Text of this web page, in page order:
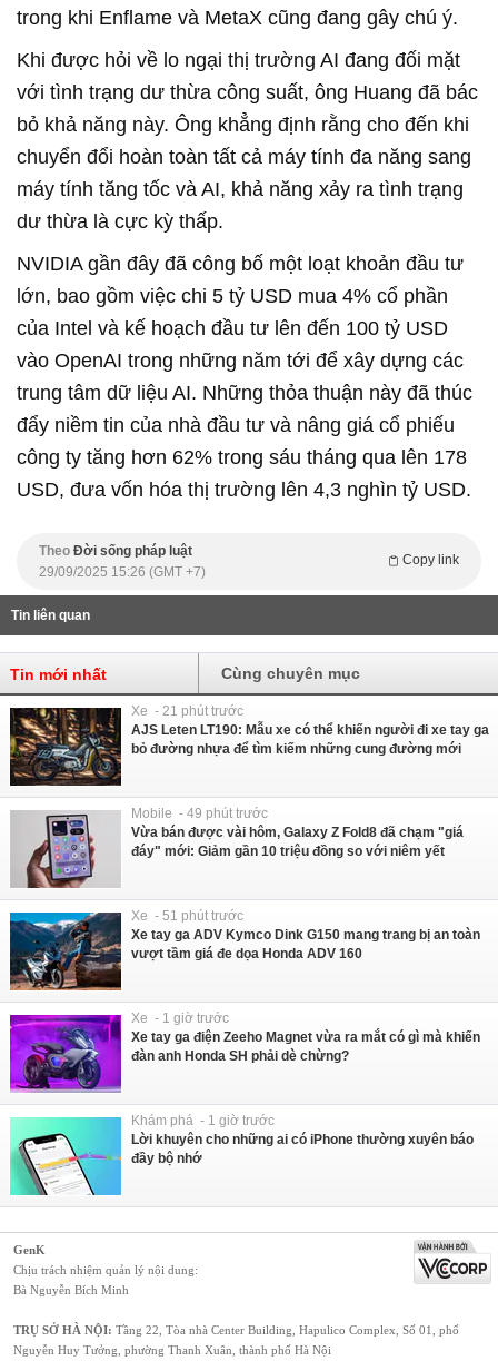
trong khi Enflame và MetaX cũng đang gây chú ý.
Khi được hỏi về lo ngại thị trường AI đang đối mặt
với tình trạng dư thừa công suất, ông Huang đã bác
bỏ khả năng này. Ông khẳng định rằng cho đến khi
chuyển đổi hoàn toàn tất cả máy tính đa năng sang
máy tính tăng tốc và AI, khả năng xảy ra tình trạng
dư thừa là cực kỳ thấp.
NVIDIA gần đây đã công bố một loạt khoản đầu tư
lớn, bao gồm việc chi 5 tỷ USD mua 4% cổ phần
của Intel và kế hoạch đầu tư lên đến 100 tỷ USD
vào OpenAI trong những năm tới để xây dựng các
trung tâm dữ liệu AI. Những thỏa thuận này đã thúc
đẩy niềm tin của nhà đầu tư và nâng giá cổ phiếu
công ty tăng hơn 62% trong sáu tháng qua lên 178
USD, đưa vốn hóa thị trường lên 4,3 nghìn tỷ USD.
Theo Đời sống pháp luật
Copy link
29/09/2025 15:26 (GMT +7)
Tin liên quan
Tin mới nhất Cùng chuyên mục
Xe - 21 phút trước
AJS Leten LT190: Mẫu xe có thể khiến người đi xe tay ga
bỏ đường nhựa để tìm kiếm những cung đường mới
Mobile - 49 phút trước
Vừa bán được vài hôm, Galaxy Z Fold8 đã chạm "giá
đáy" mới: Giảm gần 10 triệu đồng so với niêm yết
Xe - 51 phút trước
Xe tay ga ADV Kymco Dink G150 mang trang bị an toàn
vượt tầm giá đe dọa Honda ADV 160
Xe - 1 giờ trước
Xe tay ga điện Zeeho Magnet vừa ra mắt có gì mà khiến
đàn anh Honda SH phải dè chừng?
Khám phá - 1 giờ trước
Lời khuyên cho những ai có iPhone thường xuyên báo
đầy bộ nhớ
GenK
Chịu trách nhiệm quản lý nội dung:
Bà Nguyễn Bích Minh
TRỤ SỞ HÀ NỘI: Tầng 22, Tòa nhà Center Building, Hapulico Complex, Số 01, phố
Nguyễn Huy Tưởng, phường Thanh Xuân, thành phố Hà Nội